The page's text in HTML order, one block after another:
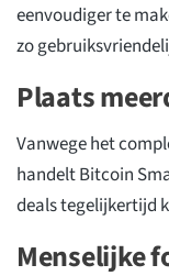
eenvoudiger te
zo
Plaats
Vanwege het
handelt Bitcoin
deals tegelijkertijd
Menselijke